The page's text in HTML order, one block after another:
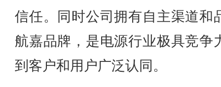
信任。同时公司拥有自主渠道和
航嘉品牌，是电源行业极具竞争
到客户和用户广泛认同。